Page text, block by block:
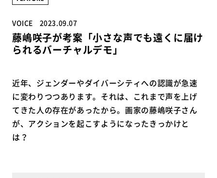
VOICE 2023.09.07
藤嶋咲子が考案「小さな声でも遠くに届け
られるバーチャルデモ」
近年、ジェンダーやダイバーシティへの認識が急速
に変わりつつあります。それは、これまで声を上げ
てきた人の存在があったから。画家の藤嶋咲子さん
が、アクションを起こすようになったきっかけと
は？